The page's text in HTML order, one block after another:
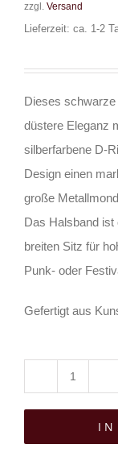
zzgl. Versand
Lieferzeit: ca. 1-2
Dieses
düstere Eleganz
silberfarbene D-
Design einen
große
Das Halsband
breiten Sitz für
Punk- oder
Gefertigt aus
Choker
IN